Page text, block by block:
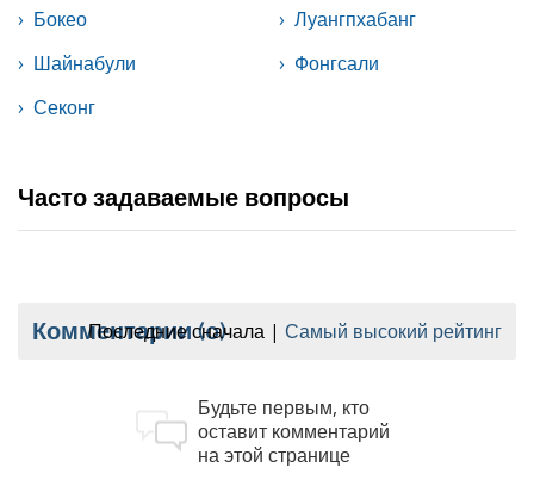
Бокео
Луангпхабанг
Шайнабули
Фонгсали
Секонг
Часто задаваемые вопросы
Комментарии(0)
Последние сначала Самый высокий рейтинг
Будьте первым, кто
оставит комментарий
на этой странице